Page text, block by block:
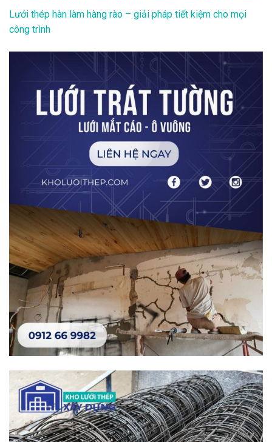
Lưới thép hàn làm hàng rào – giải pháp tiết kiệm cho mọi
công trình